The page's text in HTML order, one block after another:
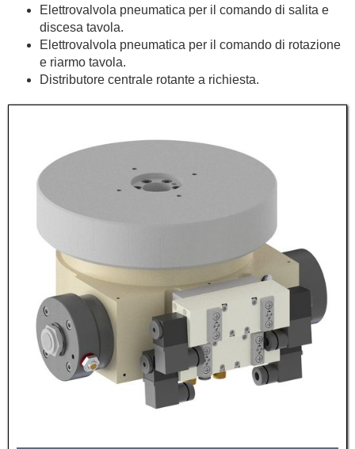
Elettrovalvola pneumatica per il comando di salita e
discesa tavola.
Elettrovalvola pneumatica per il comando di rotazione
e riarmo tavola.
Distributore centrale rotante a richiesta.